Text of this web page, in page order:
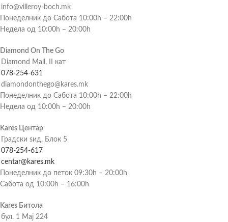
info@villeroy-boch.mk
Понеделник до Сабота 10:00h – 22:00h
Недела од 10:00h – 20:00h
Diamond On The Go
Diamond Mall, II кат
078-254-631
diamondonthego@kares.mk
Понеделник до Сабота 10:00h – 22:00h
Недела од 10:00h – 20:00h
Kares Центар
Градски ѕид, Блок 5
078-254-617
centar@kares.mk
Понеделник до петок 09:30h – 20:00h
Сабота од 10:00h – 16:00h
Kares Битола
бул. 1 Мај 224